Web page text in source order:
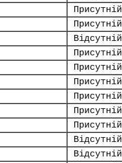
Присутній
Присутній
Відсутній
Присутній
Присутній
Присутній
Присутній
Присутній
Присутній
Відсутній
Відсутній